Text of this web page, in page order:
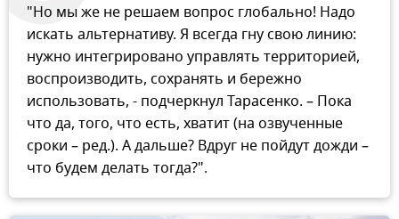
"Но мы же не решаем вопрос глобально! Надо
искать альтернативу. Я всегда гну свою линию:
нужно интегрировано управлять территорией,
воспроизводить, сохранять и бережно
использовать, - подчеркнул Тарасенко. – Пока
что да, того, что есть, хватит (на озвученные
сроки – ред.). А дальше? Вдруг не пойдут дожди –
что будем делать тогда?".